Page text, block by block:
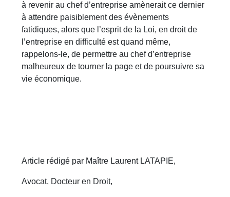
à revenir au chef d’entreprise amènerait ce dernier
à attendre paisiblement des évènements
fatidiques, alors que l’esprit de la Loi, en droit de
l’entreprise en difficulté est quand même,
rappelons-le, de permettre au chef d’entreprise
malheureux de tourner la page et de poursuivre sa
vie économique.
Article rédigé par Maître Laurent LATAPIE,
Avocat, Docteur en Droit,